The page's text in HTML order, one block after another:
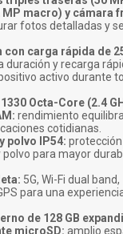
MP macro) y cámara
fotos detalladas y
con carga rápida de
duración y recarga
activo durante
Octa-Core (2.4
rendimiento
cotidianas.
polvo IP54: protección
para mayor
5G, Wi-Fi dual band,
para una
de 128 GB
microSD: amplio